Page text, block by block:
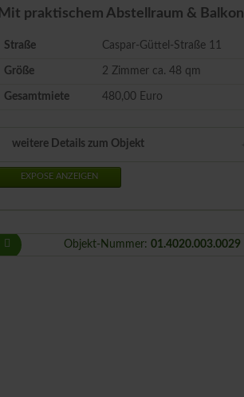
Mit praktischem Abstellraum & Balkon
Straße Caspar-Güttel-Straße 11
Größe 2 Zimmer ca.48 qm
Gesamtmiete 480,00 Euro
weitere Details zum Objekt
EXPOSE ANZEIGEN
Objekt-Nummer:01.4020.003.0029